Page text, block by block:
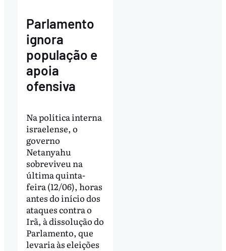
Parlamento
ignora
população e
apoia
ofensiva
Na política interna
israelense, o
governo
Netanyahu
sobreviveu na
última quinta-
feira (12/06), horas
antes do início dos
ataques contra o
Irã, à dissolução do
Parlamento, que
levaria às eleições